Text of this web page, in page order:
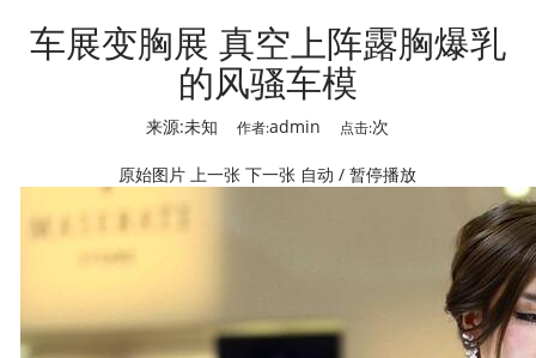
车展变胸展 真空上阵露胸爆乳
的风骚车模
来源:未知 作者:admin 点击:次
原始图片 上一张 下一张 自动 / 暂停播放